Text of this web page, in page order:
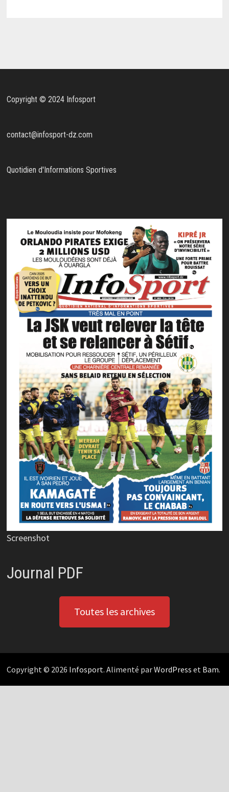
Copyright © 2024 Infosport
contact@infosport-dz.com
Quotidien d'Informations Sportives
Screenshot
Journal PDF
Toutes les archives
Copyright © 2026 Infosport. Alimenté parWordPress et Bam.